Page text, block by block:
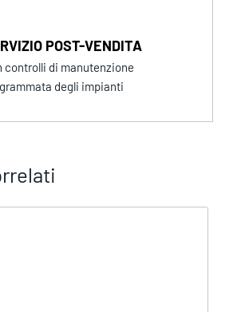
POST-VENDITA
controlli di manutenzione
degli impianti